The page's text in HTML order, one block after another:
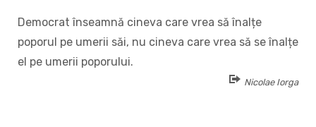
Democrat înseamnă cineva care vrea să înalțe
poporul pe umerii săi, nu cineva care vrea să se înalțe
el pe umerii poporului.
Nicolae Iorga